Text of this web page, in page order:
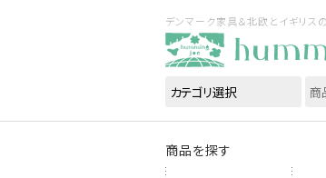
デンマーク家具＆北欧とイギリ
商品を探す